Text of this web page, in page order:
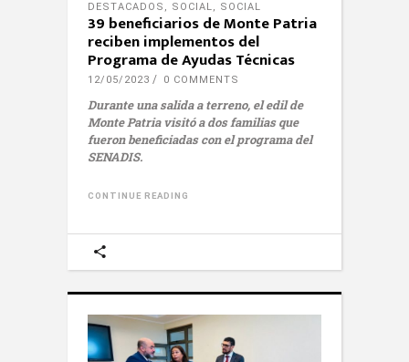
DESTACADOS , SOCIAL, SOCIAL
39 beneficiarios de Monte Patria
reciben implementos del
Programa de Ayudas Técnicas
12/05/2023 0 COMMENTS
Durante una salida a terreno, el edil de
Monte Patria visitó a dos familias que
fueron beneficiadas con el programa del
SENADIS.
CONTINUE READING